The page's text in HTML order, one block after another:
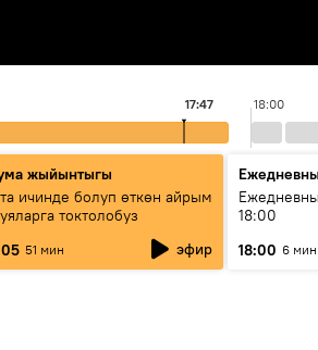
18:00
17:47
жыйынтыгы
ичинде болуп өткөн айрым
токтолобуз
51 мин эфир
18:00
18:00 6 мин